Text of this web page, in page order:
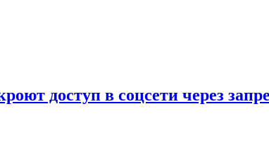
доступ в соцсети через